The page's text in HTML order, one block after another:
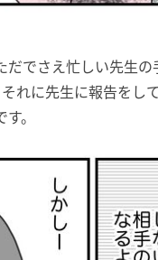
でさえ忙しい先生
れに先生に報告をし
。